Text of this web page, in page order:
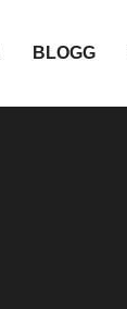
BLOGG